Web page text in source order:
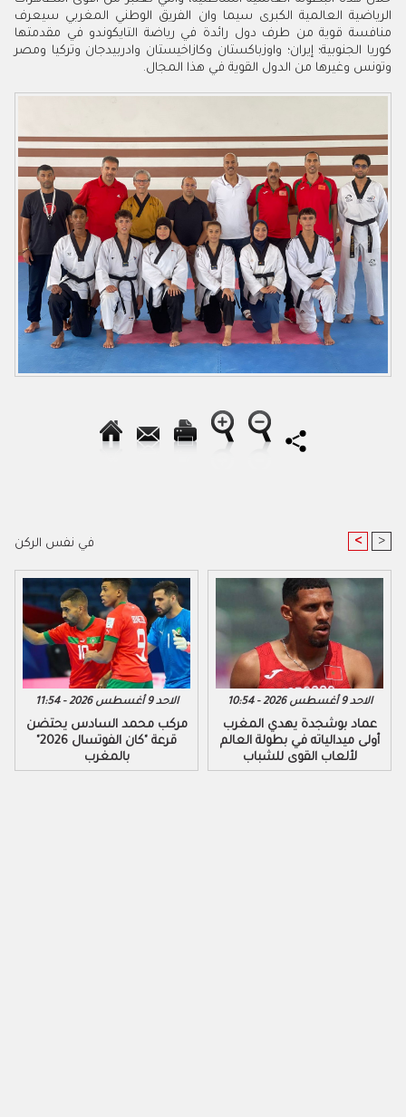
الرياضية العالمية الكبرى سيما وان الفريق الوطني المغربي سيعرف
منافسة قوية من طرف دول رائدة في رياضة التايكوندو في مقدمتها
كوريا الجنوبية؛ إيران؛ واوزباكستان وكازاخيستان وادربيدجان وتركيا ومصر
وتونس وغيرها من الدول القوية في هذا المجال.
في نفس الركن < >
الاحد 9 أغسطس 2026 - 11:54
مركب محمد السادس يحتضن
قرعة "كان الفوتسال 2026"
بالمغرب
الاحد 9 أغسطس 2026 - 10:54
عماد بوشجدة يهدي المغرب
أولى ميدالياته في بطولة العالم
لألعاب القوى للشباب